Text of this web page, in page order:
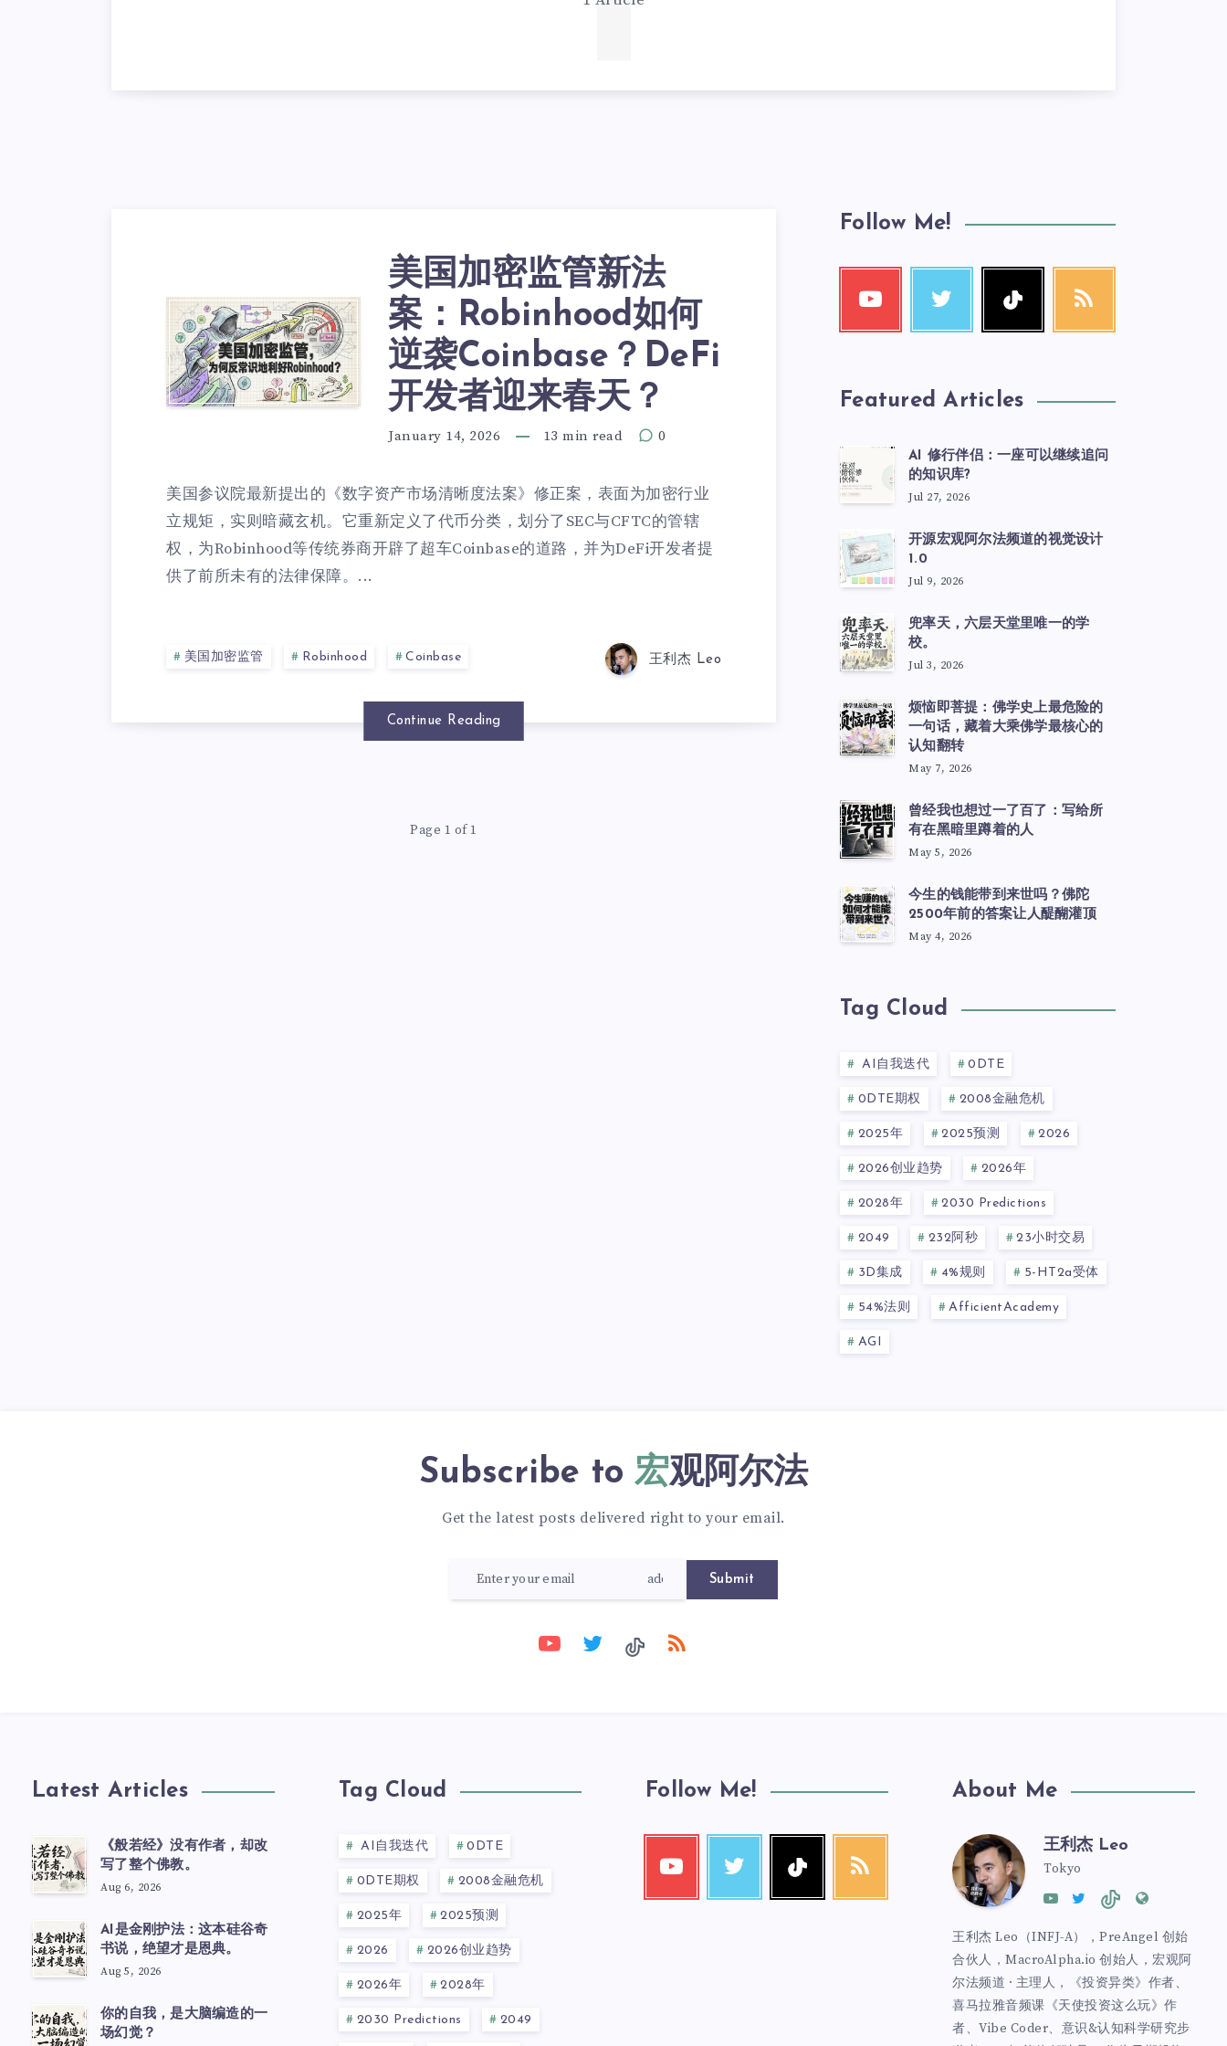
美国加密监管新法
案：Robinhood如何
逆袭Coinbase？DeFi
开发者迎来春天？
January 14, 2026 13 min read 0
美国参议院最新提出的《数字资产市场清晰度法案》修正案，表面为加密行业
立规矩，实则暗藏玄机。它重新定义了代币分类，划分了SEC与CFTC的管辖
权，为Robinhood等传统券商开辟了超车Coinbase的道路，并为DeFi开发者提
供了前所未有的法律保障。...
美国加密监管 Robinhood Coinbase 王利杰 Leo
Continue Reading
Page 1 of 1
Follow Me!
Featured Articles
AI 修行伴侣：一座可以继续追问
的知识库?
Jul 27, 2026
开源宏观阿尔法频道的视觉设计
1.0
Jul 9, 2026
兜率天，六层天堂里唯一的学
校。
Jul 3, 2026
烦恼即菩提：佛学史上最危险的
一句话，藏着大乘佛学最核心的
认知翻转
May 7, 2026
曾经我也想过一了百了：写给所
有在黑暗里蹲着的人
May 5, 2026
今生的钱能带到来世吗？佛陀
2500年前的答案让人醍醐灌顶
May 4, 2026
Tag Cloud
AI自我迭代 0DTE
0DTE期权 2008金融危机
2025年 2025预测 2026
2026创业趋势 2026年
2028年 2030 Predictions
2049 232阿秒 23小时交易
3D集成 4%规则 5-HT2a受体
54%法则 AfficientAcademy
AGI
Subscribe to 宏观阿尔法
Get the latest posts delivered right to your email.
Submit
Latest Articles
《般若经》没有作者，却改
写了整个佛教。
Aug 6, 2026
AI是金刚护法：这本硅谷奇
书说，绝望才是恩典。
Aug 5, 2026
你的自我，是大脑编造的一
场幻觉？
Tag Cloud
AI自我迭代 0DTE
0DTE期权 2008金融危机
2025年 2025预测
2026 2026创业趋势
2026年 2028年
2030 Predictions 2049
Follow Me! About Me
王利杰 Leo
Tokyo
王利杰 Leo（INFJ-A），PreAngel 创始
合伙人，MacroAlpha.io 创始人，宏观阿
尔法频道 · 主理人，《投资异类》作者、
喜马拉雅音频课《天使投资这么玩》作
者、Vibe Coder、意识&认知科学研究步